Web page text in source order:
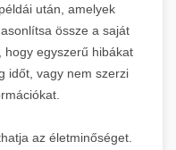
után, amelyek
össze a saját
egyszerű hibákat
időt, vagy nem szerzi
az életminőséget.